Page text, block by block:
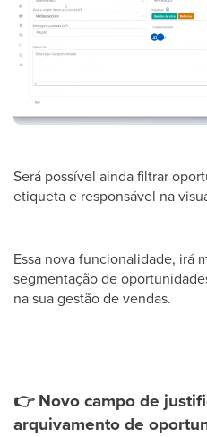
Será possível ainda filtrar
etiqueta e responsável na
Essa nova funcionalidade, irá
segmentação de
na sua gestão de vendas.
👉Novo campo de
arquivamento de